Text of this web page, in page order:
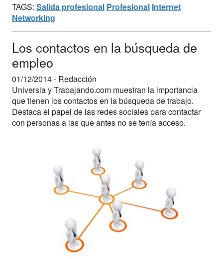
TAGS: Salida profesional Profesional Internet
Networking
Los contactos en la búsqueda de
empleo
01/12/2014 - Redacción
Universia y Trabajando.com muestran la importancia
que tienen los contactos en la búsqueda de trabajo.
Destaca el papel de las redes sociales para contactar
con personas a las que antes no se tenía acceso.